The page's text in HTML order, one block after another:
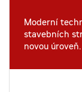
Moderní
stavebních
novou úroveň.